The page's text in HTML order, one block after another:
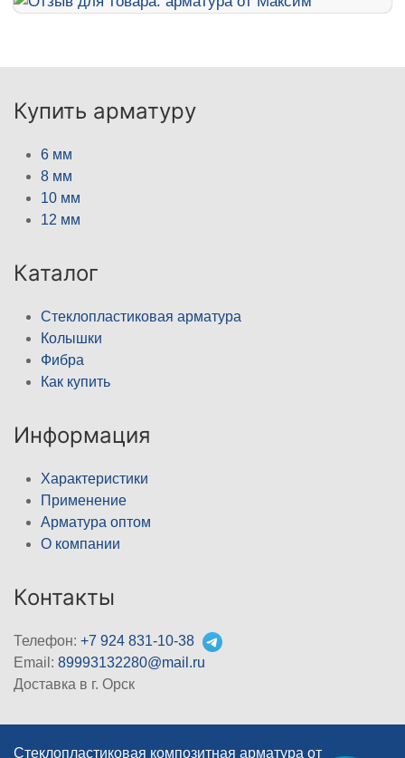
Купить арматуру
6 мм
8 мм
10 мм
12 мм
Каталог
Стеклопластиковая арматура
Колышки
Фибра
Как купить
Информация
Характеристики
Применение
Арматура оптом
О компании
Контакты
Телефон: +7 924 831-10-38
Email: 89993132280@mail.ru
Доставка в г. Орск
Стеклопластиковая композитная арматура от